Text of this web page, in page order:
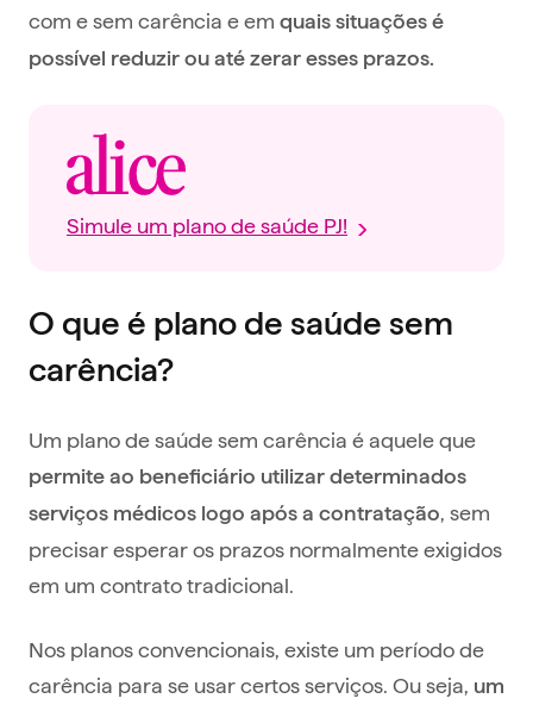
com e sem carência e em quais situações é
possível reduzir ou até zerar esses prazos.
Simule um plano de saúde PJ!
O que é plano de saúde sem
carência?
Um plano de saúde sem carência é aquele que
permite ao beneficiário utilizar determinados
serviços médicos logo após a contratação, sem
precisar esperar os prazos normalmente exigidos
em um contrato tradicional.
Nos planos convencionais, existe um período de
carência para se usar certos serviços. Ou seja, um